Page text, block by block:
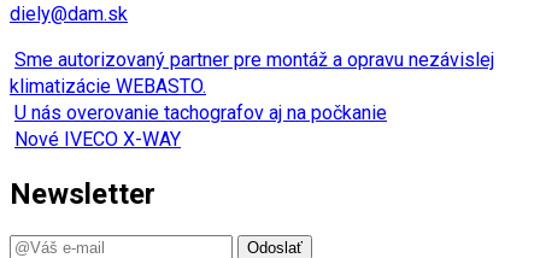
diely@dam.sk
Sme autorizovaný partner pre montáž a opravu nezávislej
klimatizácie WEBASTO.
U nás overovanie tachografov aj na počkanie
Nové IVECO X-WAY
Newsletter